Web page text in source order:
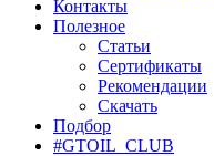
Контакты
Полезное
Статьи
Сертификаты
Рекомендации
Скачать
Подбор
#GTOIL_CLUB